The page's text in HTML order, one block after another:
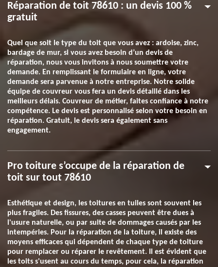
Réparation de toit 78610 : un devis 100 %
gratuit
Quel que soit le type du toit que vous avez : ardoise, zinc,
bardage de mur, si vous avez besoin d’un devis de
réparation, nous vous invitons à nous soumettre votre
demande. En remplissant le formulaire en ligne, votre
demande sera parvenue à notre entreprise. Notre solide
équipe de couvreur vous fera un devis détaillé dans les
meilleurs délais. Couvreur de métier, faites confiance à notre
compétence. Le devis est personnalisé selon votre besoin en
réparation. Gratuit, le devis sera également sans
engagement.
Pro toiture s’occupe de la réparation de
toit sur tout 78610
Esthétique et design, les toitures en tuiles sont souvent les
plus fragiles. Des fissures, des casses peuvent être dues à
l'usure naturelle, ou par suite de dommages causés par les
intempéries. Pour la réparation de la toiture, il existe des
moyens efficaces qui dépendent de chaque type de toiture
pour remplacer ou réparer le revêtement. Il est évident que
les toits s'usent au cours du temps, pour cela, la réparation